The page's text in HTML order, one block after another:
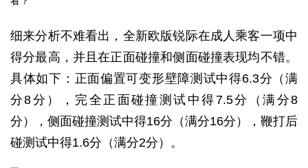
细来分析不难看出，全新欧版锐际在成人乘客一项中
得分最高，并且在正面碰撞和侧面碰撞表现均不错。
具体如下：正面偏置可变形壁障测试中得6.3分（满
分8分），完全正面碰撞测试中得7.5分（满分8
分），侧面碰撞测试中得16分（满分16分），鞭打后
碰测试中得1.6分（满分2分）。